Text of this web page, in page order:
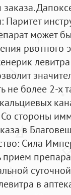
может
рвотного
не более 2-х
стороны
в
Сила
в